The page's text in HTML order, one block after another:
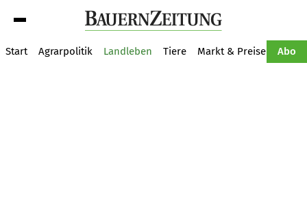
Start Agrarpolitik Landleben Tiere Markt & Preise Abo